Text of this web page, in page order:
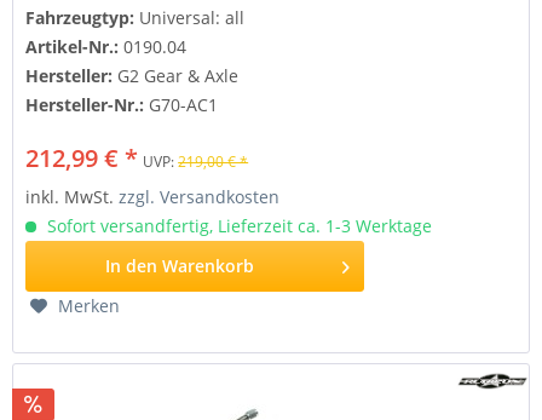
Fahrzeugtyp: Universal: all
Artikel-Nr.:0190.04
Hersteller: G2 Gear & Axle
Hersteller-Nr.: G70-AC1
212,99 € * UVP:219,00 € *
inkl. MwSt.zzgl. Versandkosten
Sofort versandfertig, Lieferzeit ca. 1-3 Werktage
In den Warenkorb
Merken